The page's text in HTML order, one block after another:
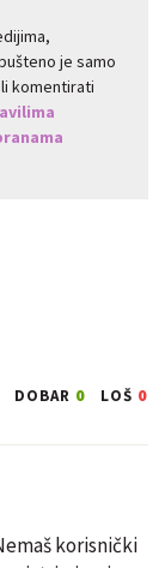
je samo
komentirati
DOBAR 0 LOŠ 0
korisnički